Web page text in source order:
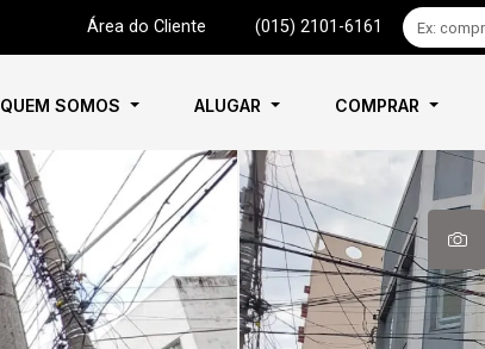
Área do Cliente (015) 2101-6161
QUEM SOMOS ALUGAR COMPRAR